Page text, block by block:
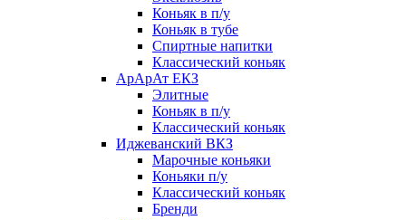
Коньяк в п/у
Коньяк в тубе
Спиртные напитки
Классический коньяк
АрАрАт ЕКЗ
Элитные
Коньяк в п/у
Классический коньяк
Иджеванский ВКЗ
Марочные коньяки
Коньяки п/у
Классический коньяк
Бренди